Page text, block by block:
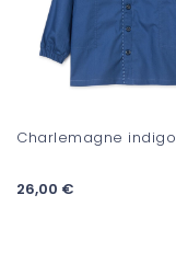
Charlemagne indigo
26,00 €